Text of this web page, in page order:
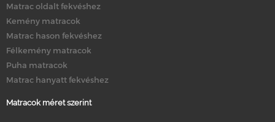
Matrac oldalt fekvéshez
Kemény matracok
Matrac hason fekvéshez
Félkemény matracok
Puha matracok
Matrac hanyatt fekvéshez
Matracok méret szerint